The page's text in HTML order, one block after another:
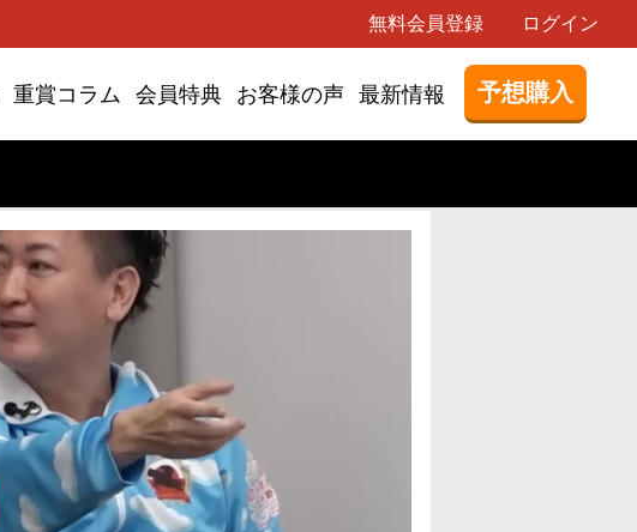
無料会員登録 ログイン
重賞コラム 会員特典 お客様の声 最新情報 予想購入